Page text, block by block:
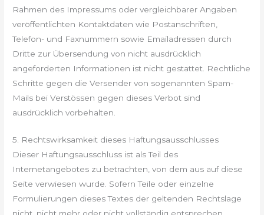
Rahmen des Impressums oder vergleichbarer Angaben
veröffentlichten Kontaktdaten wie Postanschriften,
Telefon- und Faxnummern sowie Emailadressen durch
Dritte zur Übersendung von nicht ausdrücklich
angeforderten Informationen ist nicht gestattet. Rechtliche
Schritte gegen die Versender von sogenannten Spam-
Mails bei Verstössen gegen dieses Verbot sind
ausdrücklich vorbehalten.
5. Rechtswirksamkeit dieses Haftungsausschlusses
Dieser Haftungsausschluss ist als Teil des
Internetangebotes zu betrachten, von dem aus auf diese
Seite verwiesen wurde. Sofern Teile oder einzelne
Formulierungen dieses Textes der geltenden Rechtslage